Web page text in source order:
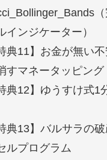
（
インジケーター）
典11】お金が無い不
すマネータッピング
典12】ゆうすけ式1
典13】バルサラの
ルプログラム